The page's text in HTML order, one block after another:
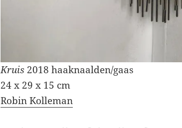
Kruis 2018 haaknaalden/gaas
24 x 29 x 15 cm
Robin Kolleman